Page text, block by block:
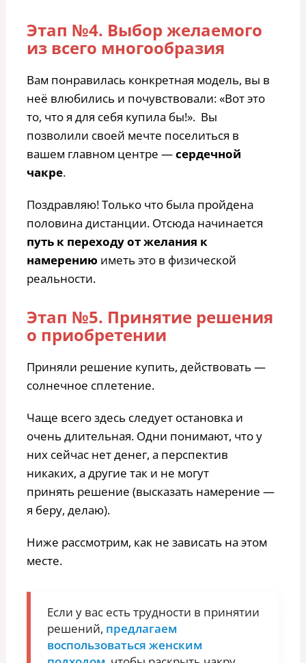
Этап №4. Выбор желаемого
из всего многообразия
Вам понравилась конкретная модель, вы в
неё влюбились и почувствовали: «Вот это
то, что я для себя купила бы!». Вы
позволили своей мечте поселиться в
вашем главном центре —сердечной
чакре.
Поздравляю! Только что была пройдена
половина дистанции. Отсюда начинается
путь к переходу от желания к
намерениюиметь это в физической
реальности.
Этап №5. Принятие решения
о приобретении
Приняли решение купить, действовать —
солнечное сплетение.
Чаще всего здесь следует остановка и
очень длительная. Одни понимают, что у
них сейчас нет денег, а перспектив
никаких, а другие так и не могут
принять решение (высказать намерение —
я беру, делаю).
Ниже рассмотрим, как не зависать на этом
месте.
Если у вас есть трудности в принятии
решений, предлагаем
воспользоваться женским